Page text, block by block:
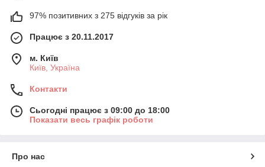
97% позитивних з 275 відгуків за рік
Працює з 20.11.2017
м. Київ
Київ, Україна
Контакти
Сьогодні працює з 09:00 до 18:00
Показати весь графік роботи
Про нас